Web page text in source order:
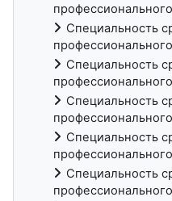
Специальность
Специальность
Специальность
Специальность
Специальность